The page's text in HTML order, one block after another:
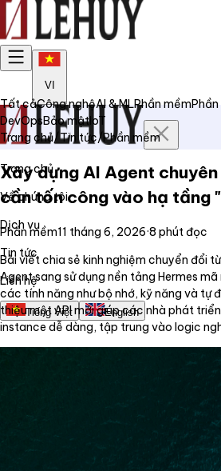
VI
Trang chủ
Về chúng tôi
Dịch vụ
Tin tức
Liên hệ
Tiếng Việt English
Tất cảCông nghệAI & MLPhần mềm
DevOpsBảo mậtIoT
Trang chủ/Tin tức/Phần mềm
Xây dựng AI Agent
cần tốn công vào hạ tầng
Phần mềm11 tháng 6, 2026·8 phút đọc
Bài viết chia sẻ kinh nghiệm chuyển đổi
Agent sang sử dụng nền tảng Hermes
các tính năng như bộ nhớ, kỹ năng và tự
thiệu một API mới giúp các nhà phát
instance dễ dàng, tập trung vào logic